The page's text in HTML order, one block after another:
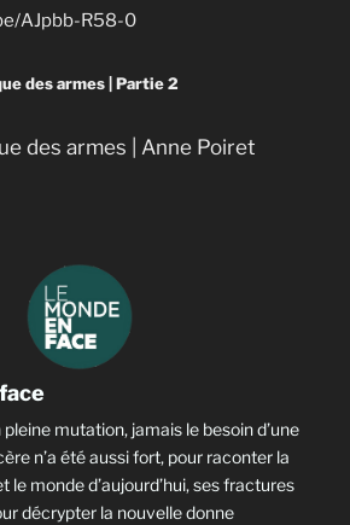
AJpbb-R58-0
des armes | Partie 2
des armes | Anne Poiret
mutation, jamais le besoin d’une
n’a été aussi fort, pour raconter la
le monde d’aujourd’hui, ses fractures
décrypter la nouvelle donne